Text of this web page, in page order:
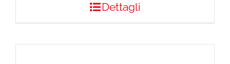
Dettagli